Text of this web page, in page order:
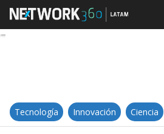
En el mes
Tecnología Innovación Ciencia